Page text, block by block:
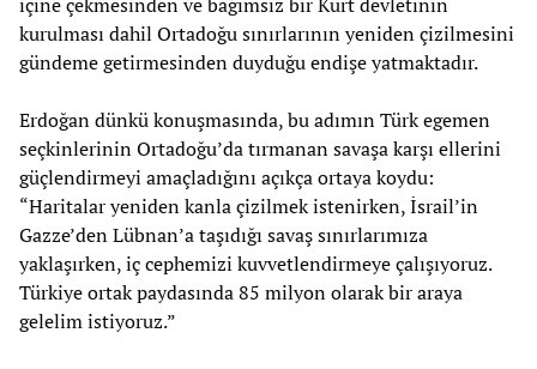
kurulması dahil Ortadoğu sınırlarının yeniden çizilmesini
gündeme getirmesinden duyduğu endişe yatmaktadır.
Erdoğan dünkü konuşmasında, bu adımın Türk egemen
seçkinlerinin Ortadoğu’da tırmanan savaşa karşı ellerini
güçlendirmeyi amaçladığını açıkça ortaya koydu:
“Haritalar yeniden kanla çizilmek istenirken, İsrail’in
Gazze’den Lübnan’a taşıdığı savaş sınırlarımıza
yaklaşırken, iç cephemizi kuvvetlendirmeye çalışıyoruz.
Türkiye ortak paydasında 85 milyon olarak bir araya
gelelim istiyoruz.”